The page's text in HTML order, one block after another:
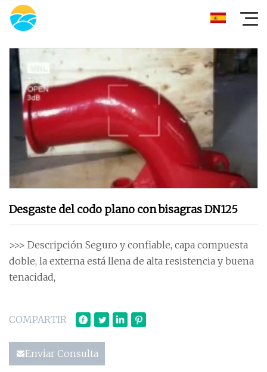
Desgaste del codo plano con bisagras DN125
>>> Descripción Seguro y confiable, capa compuesta
doble, la externa está llena de alta resistencia y buena
tenacidad,
COMPARTIR
Enviar Consulta